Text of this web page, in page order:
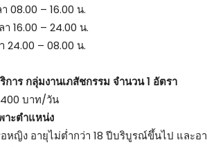
า 08.00 – 16.00 น.
า 16.00 – 24.00 น.
24.00 – 08.00 น.
การ กลุ่มงานเภสัชกรรม จำนวน 1 อัตรา
400 บาท/วัน
ะตำแหน่ง
อหญิง อายุไม่ต่ำกว่า 18 ปีบริบูรณ์ขึ้นไป และ